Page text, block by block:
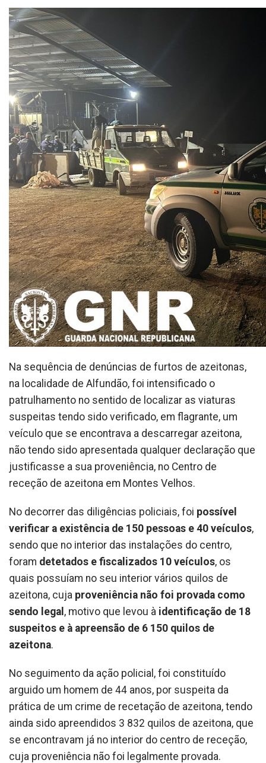
Na sequência de denúncias de furtos de azeitonas,
na localidade de Alfundão, foi intensificado o
patrulhamento no sentido de localizar as viaturas
suspeitas tendo sido verificado, em flagrante, um
veículo que se encontrava a descarregar azeitona,
não tendo sido apresentada qualquer declaração que
justificasse a sua proveniência, no Centro de
receção de azeitona em Montes Velhos.
No decorrer das diligências policiais, foi possível
verificar a existência de 150 pessoas e 40 veículos,
sendo que no interior das instalações do centro,
foram detetados e fiscalizados 10 veículos, os
quais possuíam no seu interior vários quilos de
azeitona, cuja proveniência não foi provada como
sendo legal , motivo que levou à identificação de 18
suspeitos e à apreensão de 6 150 quilos de
azeitona.
No seguimento da ação policial, foi constituído
arguido um homem de 44 anos, por suspeita da
prática de um crime de recetação de azeitona, tendo
ainda sido apreendidos 3 832 quilos de azeitona, que
se encontravam já no interior do centro de receção,
cuja proveniência não foi legalmente provada.